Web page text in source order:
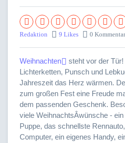
Redaktion
9 Likes 0
Weihnachten
steht vor der
Lichterketten, Punsch und
Jahreszeit das Herz wärmen.
zum großen Fest eine Freude
dem passenden Geschenk.
viele WeihnachtsÂ­wünsche -
Puppe, das schnellste
Computer, ein eigenes Handy,